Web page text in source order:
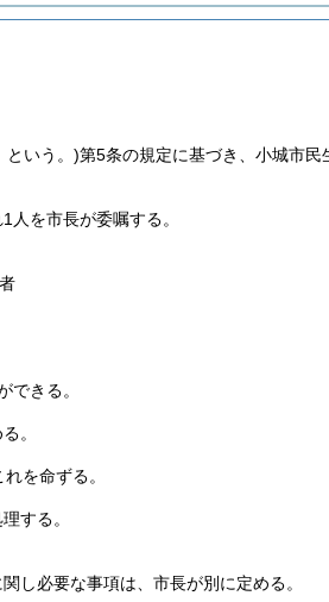
という。)第5条の規定に基づき、小城市民
を市長が委嘱する。
できる。
。
を命ずる。
する。
し必要な事項は、市長が別に定める。